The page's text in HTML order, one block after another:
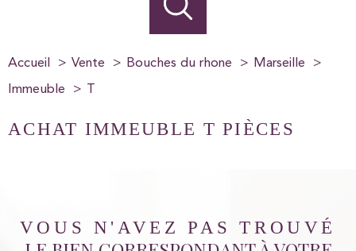
Accueil Vente Bouches du rhone
Marseille
Immeuble
T
ACHAT IMMEUBLE T PIÈCES
VOUS N'AVEZ PAS TROUVÉ